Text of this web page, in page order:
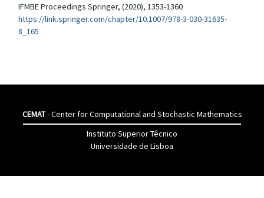
IFMBE Proceedings Springer, (2020), 1353-1360
https://link.springer.com/chapter/10.1007/978-3-030-31635-
8_165
CEMAT- Center for Computational and Stochastic Mathematics
Instituto Superior Têcnico
Universidade de Lisboa